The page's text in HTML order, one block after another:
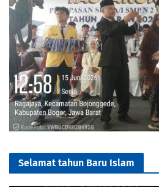
Selamat tahun Baru Islam